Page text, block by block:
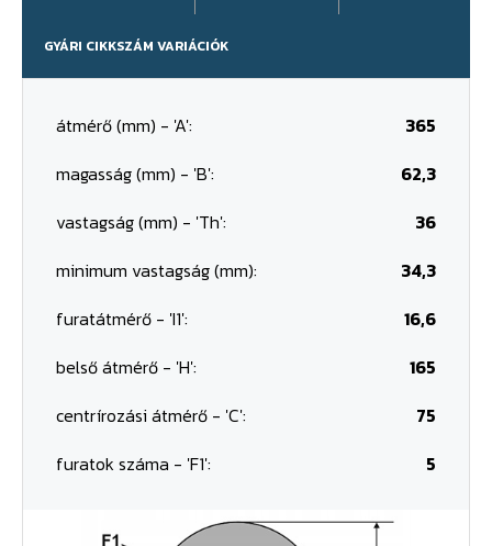
GYÁRI CIKKSZÁM VARIÁCIÓK
átmérő (mm) - 'A':
365
magasság (mm) - 'B':
62,3
vastagság (mm) - 'Th':
36
minimum vastagság (mm):
34,3
furatátmérő - 'I1':
16,6
belső átmérő - 'H':
165
centrírozási átmérő - 'C':
75
furatok száma - 'F1':
5